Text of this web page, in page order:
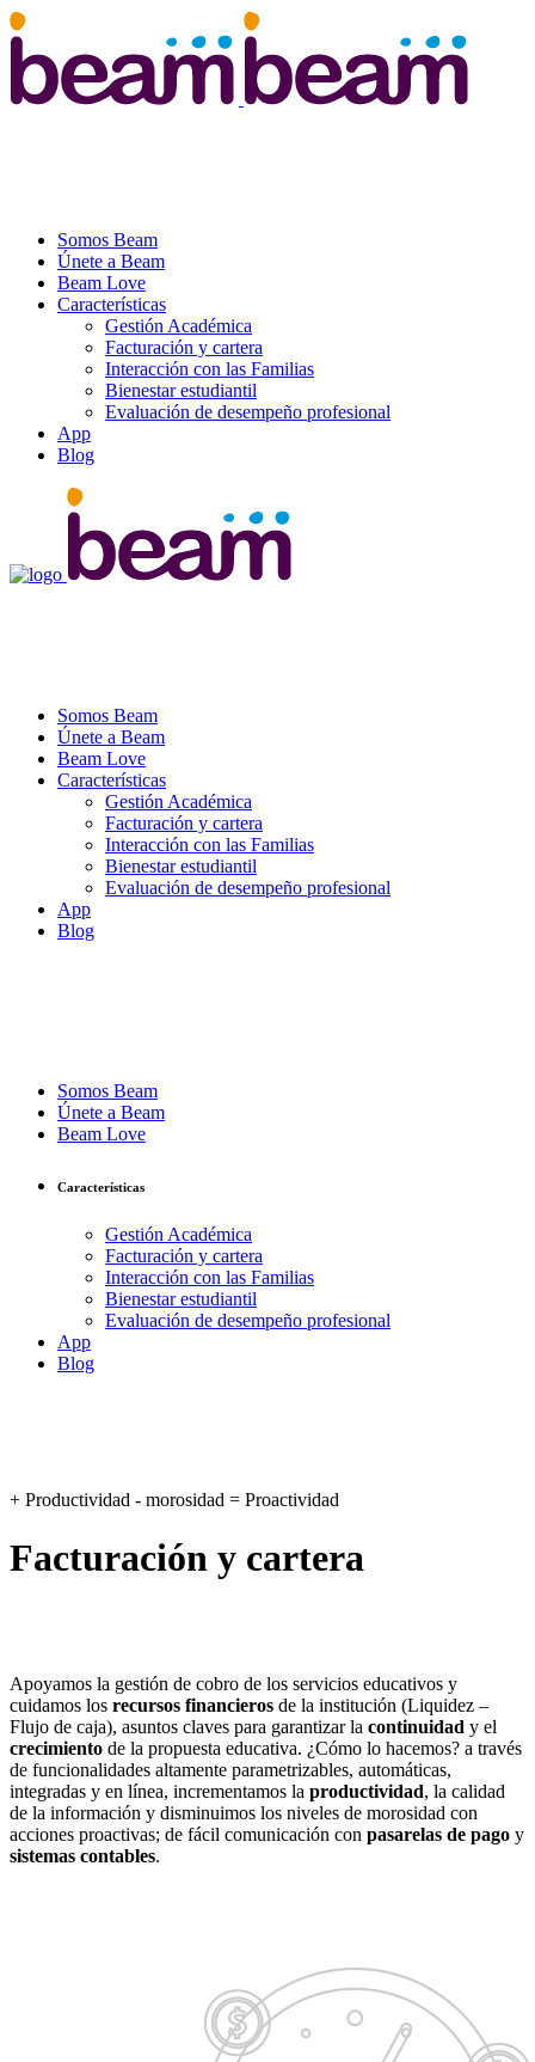
Somos Beam
Únete a Beam
Beam Love
Características
Gestión Académica
Facturación y cartera
Interacción con las Familias
Bienestar estudiantil
Evaluación de desempeño profesional
App
Blog
Somos Beam
Únete a Beam
Beam Love
Características
Gestión Académica
Facturación y cartera
Interacción con las Familias
Bienestar estudiantil
Evaluación de desempeño profesional
App
Blog
Somos Beam
Únete a Beam
Beam Love
Características
Gestión Académica
Facturación y cartera
Interacción con las Familias
Bienestar estudiantil
Evaluación de desempeño profesional
App
Blog
+ Productividad - morosidad = Proactividad
Facturación y cartera
Apoyamos la gestión de cobro de los servicios educativos y
cuidamos los recursos financieros de la institución (Liquidez –
Flujo de caja), asuntos claves para garantizar la continuidad y el
crecimiento de la propuesta educativa. ¿Cómo lo hacemos? a través
de funcionalidades altamente parametrizables, automáticas,
integradas y en línea, incrementamos la productividad, la calidad
de la información y disminuimos los niveles de morosidad con
acciones proactivas; de fácil comunicación con pasarelas de pago y
sistemas contables.